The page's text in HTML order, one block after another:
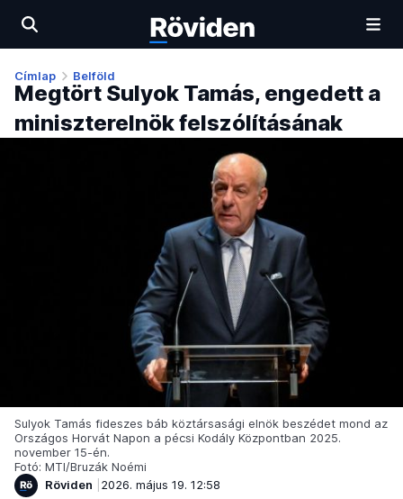
Címlap Belföld
Megtört Sulyok Tamás, engedett a
miniszterelnök felszólításának
Sulyok Tamás fideszes báb köztársasági elnök beszédet mond az
Országos Horvát Napon a pécsi Kodály Központban 2025.
november 15-én.
Fotó: MTI/Bruzák Noémi
Röviden
2026. május 19. 12:58